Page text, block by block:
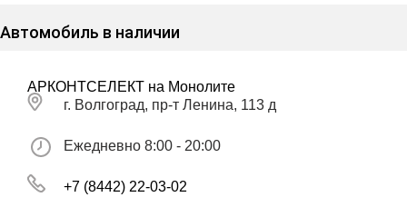
Автомобиль в наличии
АРКОНТСЕЛЕКТ на Монолите
г. Волгоград, пр-т Ленина, 113 д
Ежедневно 8:00 - 20:00
+7 (8442) 22-03-02